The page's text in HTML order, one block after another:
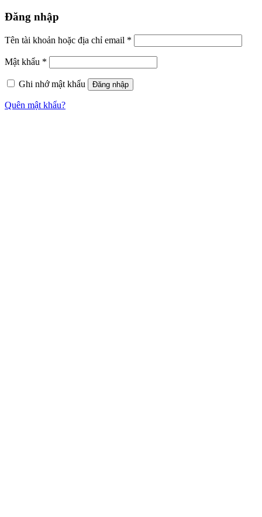
Đăng nhập
Tên tài khoản hoặc địa chỉ email *
Mật khẩu *
Ghi nhớ mật khẩu Đăng nhập
Quên mật khẩu?